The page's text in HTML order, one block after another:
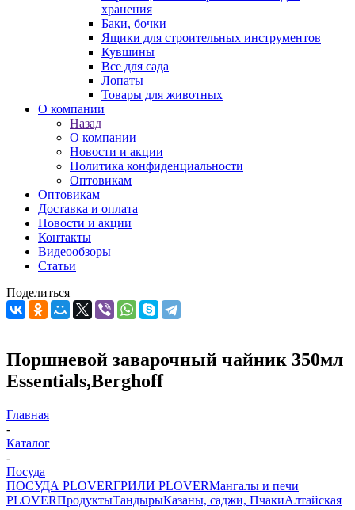
хранения
Баки, бочки
Ящики для строительных инструментов
Кувшины
Все для сада
Лопаты
Товары для животных
О компании
Назад
О компании
Новости и акции
Политика конфиденциальности
Оптовикам
Оптовикам
Доставка и оплата
Новости и акции
Контакты
Видеообзоры
Статьи
Поделиться
Поршневой заварочный чайник 350мл
Essentials,Berghoff
Главная
-
Каталог
-
Посуда
ПОСУДА PLOVERГРИЛИ PLOVERМангалы и печи
PLOVERПродуктыТандырыКазаны, саджи, ПчакиАлтайская